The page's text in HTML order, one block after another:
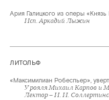
Ария Галицкого из оперы «Князь
Исп. Аркадий Лыжин
ЛИТОЛЬФ
«Максимилиан Робеспьер»,
У рояля Михаил Карпов и